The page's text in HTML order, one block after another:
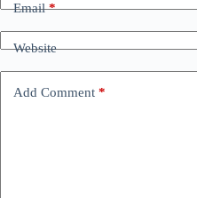
Email*
Website
Add Comment *